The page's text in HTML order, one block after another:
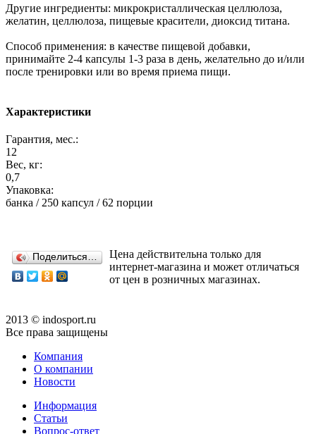
Другие ингредиенты: микрокристаллическая целлюлоза,
желатин, целлюлоза, пищевые красители, диоксид титана.
Способ применения: в качестве пищевой добавки,
принимайте 2-4 капсулы 1-3 раза в день, желательно до и/или
после тренировки или во время приема пищи.
Характеристики
Гарантия, мес.:
12
Вес, кг:
0,7
Упаковка:
банка / 250 капсул / 62 порции
Поделиться…
Цена действительна только для
интернет-магазина и может отличаться
от цен в розничных магазинах.
2013 © indosport.ru
Все права защищены
Компания
О компании
Новости
Информация
Статьи
Вопрос-ответ